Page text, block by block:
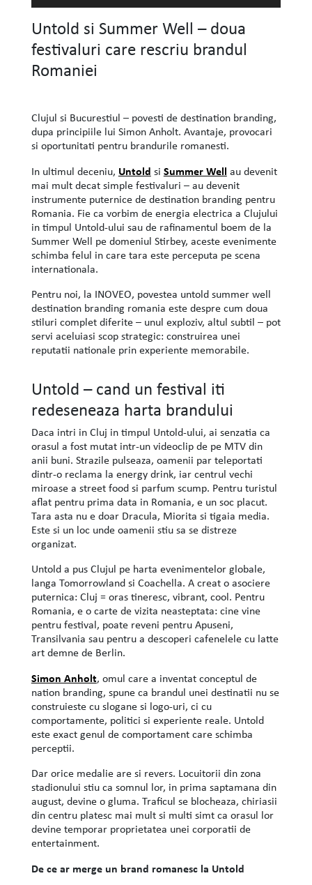
Untold si Summer Well – doua
festivaluri care rescriu brandul
Romaniei
Clujul si Bucurestiul – povesti de destination branding,
dupa principiile lui Simon Anholt. Avantaje, provocari
si oportunitati pentru brandurile romanesti.
In ultimul deceniu, Untold si Summer Well au devenit
mai mult decat simple festivaluri – au devenit
instrumente puternice de destination branding pentru
Romania. Fie ca vorbim de energia electrica a Clujului
in timpul Untold-ului sau de rafinamentul boem de la
Summer Well pe domeniul Stirbey, aceste evenimente
schimba felul in care tara este perceputa pe scena
internationala.
Pentru noi, la INOVEO, povestea untold summer well
destination branding romania este despre cum doua
stiluri complet diferite – unul exploziv, altul subtil – pot
servi aceluiasi scop strategic: construirea unei
reputatii nationale prin experiente memorabile.
Untold – cand un festival iti
redeseneaza harta brandului
Daca intri in Cluj in timpul Untold-ului, ai senzatia ca
orasul a fost mutat intr-un videoclip de pe MTV din
anii buni. Strazile pulseaza, oamenii par teleportati
dintr-o reclama la energy drink, iar centrul vechi
miroase a street food si parfum scump. Pentru turistul
aflat pentru prima data in Romania, e un soc placut.
Tara asta nu e doar Dracula, Miorita si tigaia media.
Este si un loc unde oamenii stiu sa se distreze
organizat.
Untold a pus Clujul pe harta evenimentelor globale,
langa Tomorrowland si Coachella. A creat o asociere
puternica: Cluj = oras tineresc, vibrant, cool. Pentru
Romania, e o carte de vizita neasteptata: cine vine
pentru festival, poate reveni pentru Apuseni,
Transilvania sau pentru a descoperi cafenelele cu latte
art demne de Berlin.
Simon Anholt, omul care a inventat conceptul de
nation branding, spune ca brandul unei destinatii nu se
construieste cu slogane si logo-uri, ci cu
comportamente, politici si experiente reale. Untold
este exact genul de comportament care schimba
perceptii.
Dar orice medalie are si revers. Locuitorii din zona
stadionului stiu ca somnul lor, in prima saptamana din
august, devine o gluma. Traficul se blocheaza, chiriasii
din centru platesc mai mult si multi simt ca orasul lor
devine temporar proprietatea unei corporatii de
entertainment.
De ce ar merge un brand romanesc la Untold